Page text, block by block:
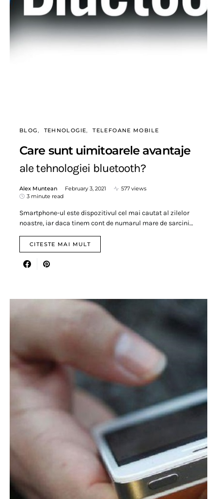
BLOG TEHNOLOGIE TELEFOANE MOBILE
Care sunt uimitoarele avantaje
ale tehnologiei bluetooth?
Alex Muntean February 3, 2021
577 views
3 minute read
Smartphone-ul este dispozitivul cel mai cautat al zilelor
noastre, iar daca tinem cont de numarul mare de sarcini…
CITESTE MAI MULT